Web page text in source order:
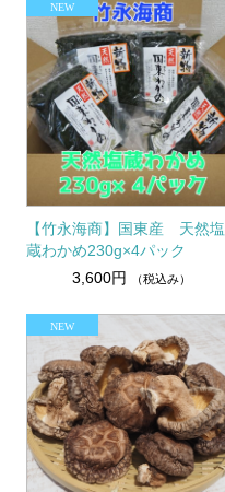
【竹永海商】国東産 天然塩
蔵わかめ230g×4パック
3,600円
（税込み）